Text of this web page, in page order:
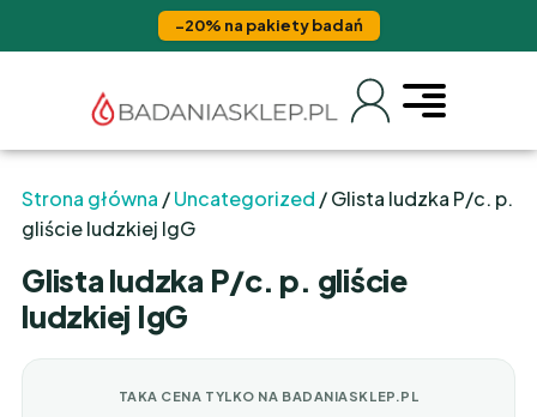
−20% na pakiety badań
Strona główna /Uncategorized / Glista ludzka P/c. p.
gliście ludzkiej IgG
Glista ludzka P/c. p. gliście
ludzkiej IgG
TAKA CENA TYLKO NA BADANIASKLEP.PL